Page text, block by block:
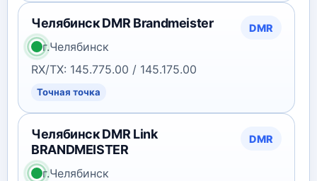
Челябинск DMR Brandmeister DMR
г.Челябинск
RX/TX: 145.775.00 / 145.175.00
Точная точка
Челябинск DMR Link
BRANDMEISTER
DMR
г.Челябинск